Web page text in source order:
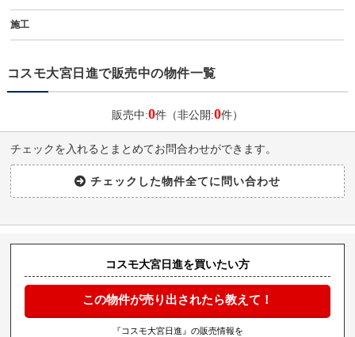
施工
コスモ大宮日進で販売中の物件一覧
販売中:0件（非公開:0件）
チェックを入れるとまとめてお問合わせができます。
コスモ大宮日進を買いたい方
この物件が売り出されたら教えて！
『コスモ大宮日進』の販売情報を